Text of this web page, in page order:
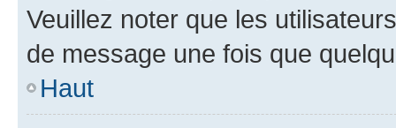
Veuillez noter que les
de message une fois que
Haut